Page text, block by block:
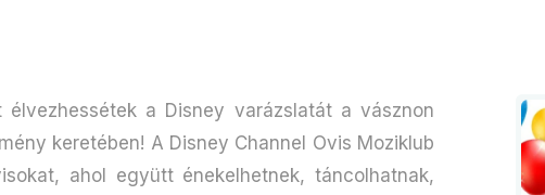
a Disney varázslatát a vásznon
keretében! A Disney Channel Ovis Moziklub
ahol együtt énekelhetnek, táncolhatnak,